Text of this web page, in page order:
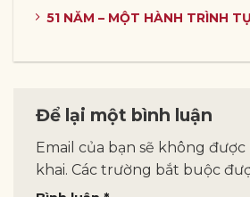
51 NĂM – MỘT HÀNH TRÌNH
Để lại một bình luận
Email của bạn sẽ không
khai. Các trường bắt buộc